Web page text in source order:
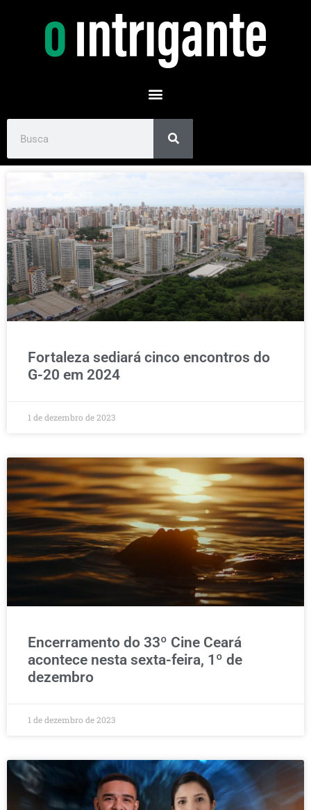
Fortaleza sediará cinco encontros do
G-20 em 2024
1 de dezembro de 2023
Encerramento do 33º Cine Ceará
acontece nesta sexta-feira, 1º de
dezembro
1 de dezembro de 2023